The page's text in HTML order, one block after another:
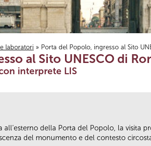
laboratori » Porta del Popolo, ingresso al Sito
al Sito UNESCO di
interprete LIS
della Porta del Popolo, la visita
del monumento e del contesto